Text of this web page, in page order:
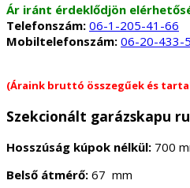
Ár iránt érdeklődjön
Telefonszám: 06-1-205-41-66
Mobiltelefonszám: 06-20-433-
(Áraink bruttó összegűek és
Szekcionált garázskapu
Hosszúság kúpok nélkül: 700
Belső átmérő: 67 mm